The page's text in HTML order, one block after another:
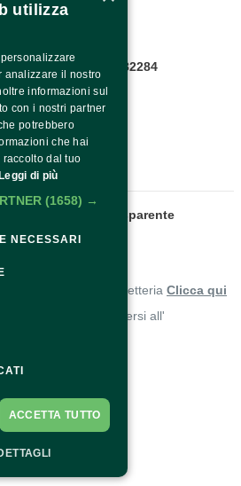
+39 081 8782284
contatti
SOCIAL
Amministrazione trasparente
all'acquisto della biglietteria Clicca qui
e l'evento, rivolgersi all'
utilizza
analizzare il nostro
informazioni sul
con i nostri partner
potrebbero
che hai
dal tuo
Leggi di più
(1658) →
NECESSARI
ACCETTA TUTTO